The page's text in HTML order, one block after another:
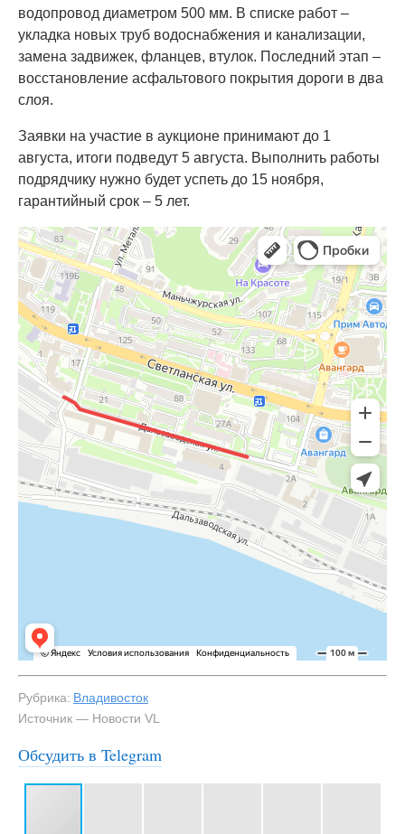
водопровод диаметром 500 мм. В списке работ –
укладка новых труб водоснабжения и канализации,
замена задвижек, фланцев, втулок. Последний этап –
восстановление асфальтового покрытия дороги в два
слоя.
Заявки на участие в аукционе принимают до 1
августа, итоги подведут 5 августа. Выполнить работы
подрядчику нужно будет успеть до 15 ноября,
гарантийный срок – 5 лет.
Рубрика: Владивосток
Источник — Новости VL
Обсудить в Telegram